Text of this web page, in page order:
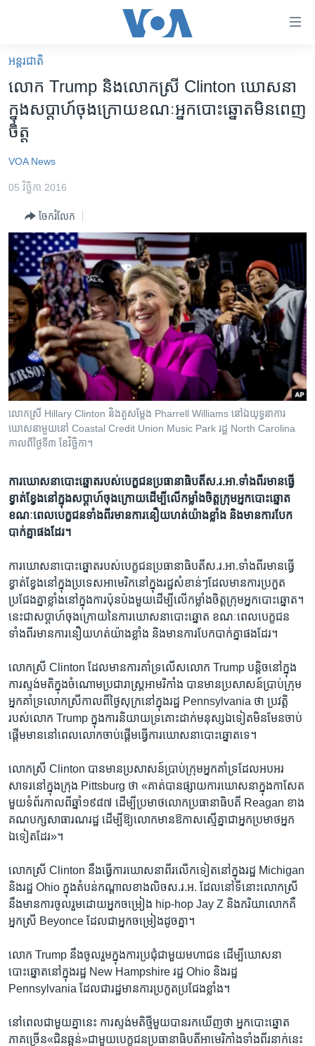
គេហទំព័រ​
ទាក់ទង
និង​
ចូល​
ទំព័រ​
ព័ត៌មាន​​
រំលង​
និង​
ចូល​
ទៅ​
ទំព័រ​
រចនា
សម្ព័ន្ធ​
រំលង​
ចូល​
ទៅ​
កាន់​
ទំព័រ​
អាមេរិក
ព្រឹត្តិការណ៍ព័ត៌មាន
ទូរទស្សន៍ / វីដេអូ​
វិទ្យុ / ផតខាសថ៍
កម្មវិធីទាំងអស់
Khmer English
បណ្តាញ​សង្គម
ភាសា
អន្តរជាតិ
លោក​ Trump និង​លោក​ស្រី​ Clinton ​ឃោសនា​
ក្នុង​សប្តាហ៍​ចុង​ក្រោយ​ខណៈ​អ្នក​បោះ​ឆ្នោត​មិន​ពេញ​
ចិត្ត
VOA News
05 វិច្ឆិកា 2016
ចែករំលែក
លោក​ស្រី Hillary Clinton និង​តួ​សម្តែង​ Pharrell Williams នៅ​ឯ​យុទ្ធនាការ​
ឃោសនា​មួយ​នៅ​ Coastal Credit Union Music Park រដ្ឋ North Carolina
កាល​ពី​ថ្ងៃទី​៣ ខែ​វិច្ឆិកា។
ការឃោសនា​បោះ​ឆ្នោត​របស់​បេក្ខជន​ប្រធានាធិបតី​ស.រ.អា.​​ទាំង​ពីរ​មាន​ធ្វើ​
ខ្វាត់​ខ្វែង​នៅ​ក្នុងសប្តាហ៍​ចុង​ក្រោយ​ដើម្បី​​លើ​កម្លាំង​ចិត្ត​ក្រុម​អ្នក​បោះឆ្នោត
ខណៈ​ពេល​បេក្ខជន​ទាំង​ពីរ​មា​ន​ការ​នឿយ​ហត់​យ៉ាងខ្លាំង​ និង​មាន​ការ​បែក​
បាក់​គ្នា​ផង​ដែរ។​
ការឃោសនា​បោះ​ឆ្នោត​របស់​បេក្ខជន​ប្រធានាធិបតី​ស.រ.អា.ទាំង​ពីរ​មាន​ធ្វើ​
ខ្វាត់​ខ្វែង​នៅ​ក្នុងប្រទេស​អាមេរិក​នៅ​ក្នុង​រដ្ឋ​សំខាន់ៗ​ដែល​មាន​ការ​ប្រកួត​
ប្រជែង​គ្នា​ខ្លាំង​នៅ​ក្នុង​ការ​ប៉ុន​ប៉ង​មួយ​ដើម្បី​លើ​កម្លាំង​ចិត្ត​ក្រុម​អ្នក​បោះឆ្នោត។
នេះ​ជា​សប្តាហ៍​ចុង​ក្រោយនៃ​ការ​ឃោសនា​បោះ​ឆ្នោត​ ខណៈ​ពេល​បេក្ខជន​
ទាំង​ពីរ​មា​ន​ការ​នឿយ​ហត់​យ៉ាងខ្លាំង​ និង​មាន​ការ​បែក​បាក់​គ្នា​ផង​ដែរ។​
លោកស្រី​ Clinton ​ដែល​មាន​ការ​គាំទ្រ​លើស​លោក​ Trump ​បន្តិច​នៅ​ក្នុង​
ការ​ស្ទង់​មតិ​ក្នុង​ចំណោម​ប្រជារាស្ត្រ​អាមរិកាំង​ បាន​មាន​ប្រសាសន៍​ប្រាប់​ក្រុម​
អ្នក​គាំ​ទ្រ​លោក​ស្រី​កាល​ពី​ថ្ងៃ​សុក្រ​នៅ​ក្នុង​រដ្ឋ​ Pennsylvania ថា​ ប្រវត្តិ​
របស់​លោក ​Trump ក្នុង​ការ​និយាយ​ទ្រគោះ​ដាក់​មនុស្ស​ឯទៀត​មិន​មែន​ចាប់​
ផ្តើម​មាន​នៅ​ពេល​លោក​ចាប់​ផ្តើម​ធ្វើការ​ឃោសនា​បោះ​ឆ្នោត​ទេ។​
លោក​ស្រី ​Clinton​ បាន​មាន​ប្រសាសន៍​ប្រាប់​ក្រុមអ្នក​គាំទ្រ​ដែល​អបអរ​
សាទរ​នៅ​ក្នុង​ក្រុង​ Pittsburg ​ថា «គាត់​បាន​ផ្សាយ​ការ​ឃោសនា​ក្នុង​កាសែត​
មួយ​ទំព័រ​កាល​ពី​ឆ្នាំ​១៩៨៧​ ដើម្បី​ប្រមាថ​លោក​ប្រធានាធិបតី​ Reagan ​ខាង​
គណបក្ស​សាធារណរដ្ឋ​ ដើម្បី​ឱ្យ​លោក​មាន​ឱកាស​ស្មើ​គ្នា​ជា​អ្នក​ប្រមាថ​អ្នក​
ឯទៀត​ដែរ»។
លោក​ស្រី​ Clinton ​នឹង​ធ្វើការ​ឃោសនា​ពីរ​លើក​ទៀត​នៅ​ក្នុង​រដ្ឋ​ Michigan
​និង​រដ្ឋ​ Ohio ​ក្នុង​តំបន់​កណ្តាល​ខាង​លិច​ស.រ.អ.​ ដែល​នៅ​ទី​នោះ​លោក​ស្រី​
នឹង​មាន​ការ​ចូល​រួម​ដោយ​អ្នកចម្រៀង​ hip-hop​ Jay Z ​និង​ភរិយា​លោក​គឺ
អ្នកស្រី​ Beyonce ដែល​ជា​អ្នក​ចម្រៀង​ដូច​គ្នា។​
លោក​ Trump​ នឹង​ចូលរួម​ក្នុង​ការ​ប្រជុំ​ជាមួយ​មហាជន​ ដើម្បី​ឃោសនា​
បោះឆ្នោត​នៅ​ក្នុង​រដ្ឋ ​New Hampshire ​រដ្ឋ Ohio ​និង​រដ្ឋ​
Pennsylvania ​ដែល​ជា​រដ្ឋ​មាន​ការ​ប្រកួត​ប្រជែង​ខ្លាំង។
នៅ​ពេល​ជា​មួយ​គ្នា​នេះ​ ការ​ស្ទង់មតិ​ថ្មី​មួយ​បាន​រក​ឃើញ​ថា ​អ្នក​បោះ​ឆ្នោត​
ភាគ​ច្រើន«ជិន​ឆ្អន់»​ជា​មួយ​បេក្ខជន​ប្រធានាធិបតី​អាមេរិកាំង​ទាំង​ពីរ​នាក់​នេះ